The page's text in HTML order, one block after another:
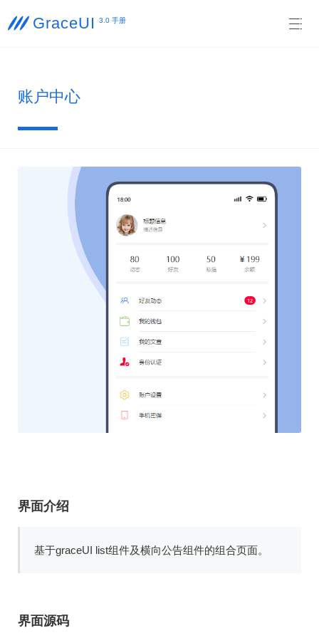
 GraceUI 3.0 手册 
账户中心
界面介绍
基于graceUI list组件及横向公告组件的组合页面。
界面源码